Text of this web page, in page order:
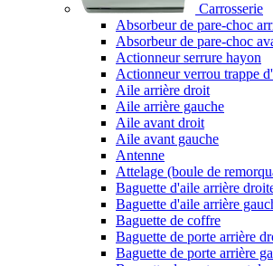
Carrosserie
Absorbeur de pare-choc
Absorbeur de pare-choc
Actionneur serrure hayon
Actionneur verrou trappe
Aile arrière droit
Aile arrière gauche
Aile avant droit
Aile avant gauche
Antenne
Attelage (boule de
Baguette d'aile arrière
Baguette d'aile arrière
Baguette de coffre
Baguette de porte arrière
Baguette de porte arrière